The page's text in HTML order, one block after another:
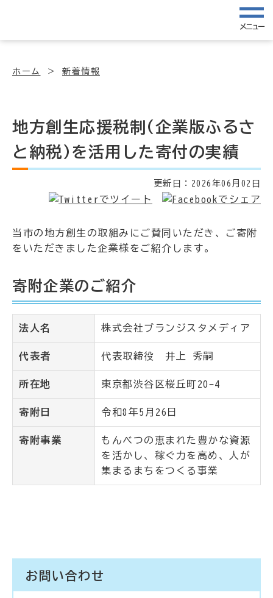
メニュー
ホーム 新着情報
地方創生応援税制(企業版ふるさ
と納税)を活用した寄付の実績
更新日： 2026年06月02日
当市の地方創生の取組みにご賛同いただき、ご寄附
をいただきました企業様をご紹介します。
寄附企業のご紹介
法人名 株式会社ブランジスタメディア
代表者 代表取締役 井上 秀嗣
所在地 東京都渋谷区桜丘町20-4
寄附日 令和8年5月26日
寄附事業
もんべつの恵まれた豊かな資源
を活かし、稼ぐ力を高め、人が
集まるまちをつくる事業
お問い合わせ